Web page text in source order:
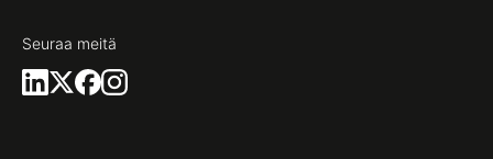
Seuraa meitä